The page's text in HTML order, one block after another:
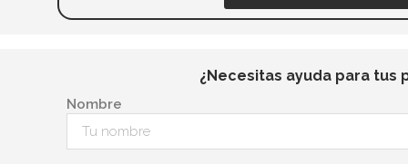
¿Necesitas ayuda para tus
Nombre